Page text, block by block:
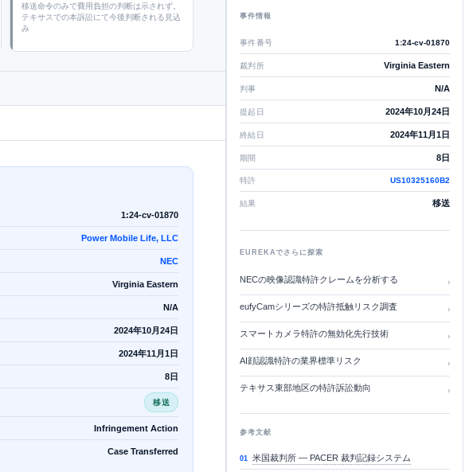
移送命令のみで費用負担の判断は示されず。
テキサスでの本訴訟にて今後判断される見込
み
1:24-cv-01870
Power Mobile Life, LLC
NEC
Virginia Eastern
N/A
2024年10月24日
2024年11月1日
8日
移送
Infringement Action
Case Transferred
事件情報
事件番号 1:24-cv-01870
裁判所 Virginia Eastern
判事 N/A
提起日 2024年10月24日
終結日 2024年11月1日
期間 8日
特許 US10325160B2
結果 移送
EUREKAでさらに探索
NECの映像認識特許クレームを分析する ›
eufyCamシリーズの特許抵触リスク調査 ›
スマートカメラ特許の無効化先行技術 ›
AI顔認識特許の業界標準リスク ›
テキサス東部地区の特許訴訟動向 ›
参考文献
01 米国裁判所 — PACER 裁判記録システム